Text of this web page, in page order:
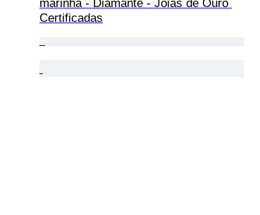
marinha - Diamante - Joias de Ouro
Certificadas